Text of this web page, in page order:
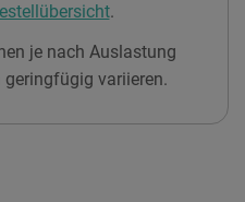
.
je nach Auslastung
variieren.